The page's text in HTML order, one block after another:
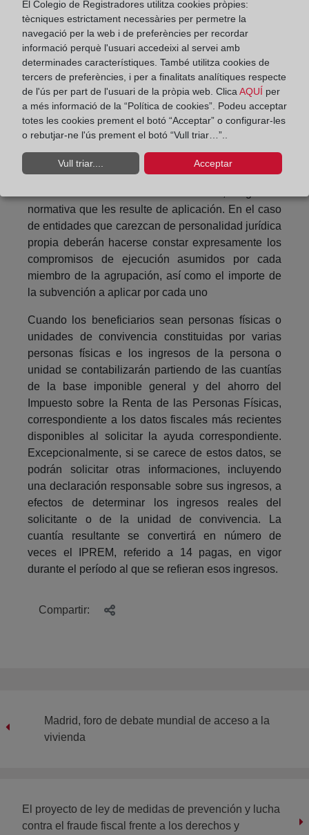
Cuando los beneficiarios sean personas físicas
deberán poseer la nacionalidad española, o la de
alguno de los Estados miembros de la Unión
Europea o del Espacio Económico Europeo, Suiza,
o el parentesco determinado por la normativa que
sea de aplicación. En el caso de los extranjeros no
comunitarios deberán tener residencia legal en
España.
Cuando sean personas jurídicas deberán acreditar
o declarar expresamente en su solicitud que se
normativa que les resulte de aplicación. En el caso
de entidades que carezcan de personalidad jurídica
propia deberán hacerse constar expresamente los
compromisos de ejecución asumidos por cada
miembro de la agrupación, así como el importe de
la subvención a aplicar por cada uno
Cuando los beneficiarios sean personas físicas o
unidades de convivencia constituidas por varias
personas físicas e los ingresos de la persona o
unidad se contabilizarán partiendo de las cuantías
de la base imponible general y del ahorro del
Impuesto sobre la Renta de las Personas Físicas,
correspondiente a los datos fiscales más recientes
disponibles al solicitar la ayuda correspondiente.
Excepcionalmente, si se carece de estos datos, se
podrán solicitar otras informaciones, incluyendo
una declaración responsable sobre sus ingresos, a
efectos de determinar los ingresos reales del
solicitante o de la unidad de convivencia. La
cuantía resultante se convertirá en número de
veces el IPREM, referido a 14 pagas, en vigor
durante el período al que se refieran esos ingresos.
Compartir:
Madrid, foro de debate mundial de acceso a la
vivienda
El proyecto de ley de medidas de prevención y lucha
contra el fraude fiscal frente a los derechos y
El Colegio de Registradores utilitza cookies pròpies:
tècniques estrictament necessàries per permetre la
navegació per la web i de preferències per recordar
informació perquè l'usuari accedeixi al servei amb
determinades característiques. També utilitza cookies de
tercers de preferències, i per a finalitats analítiques respecte
de l'ús per part de l'usuari de la pròpia web. ClicaAQUÍ per
a més informació de la “Política de cookies”. Podeu acceptar
totes les cookies prement el botó “Acceptar” o configurar-les
o rebutjar-ne l'ús prement el botó “Vull triar…”..
Vull triar.... Acceptar